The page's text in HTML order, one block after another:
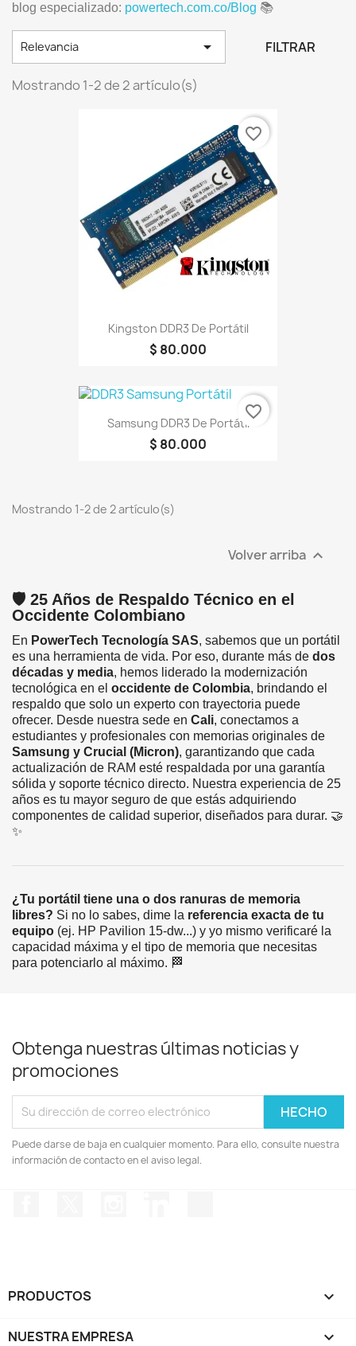
blog especializado: powertech.com.co/Blog 📚
Relevancia  FILTRAR
Mostrando 1-2 de 2 artículo(s)
Kingston DDR3 De Portátil
$ 80.000
favorite_border
Samsung DDR3 De Portátil
$ 80.000
favorite_border
Mostrando 1-2 de 2 artículo(s)
Volver arriba 
🛡️ 25 Años de Respaldo Técnico en el
Occidente Colombiano
En PowerTech Tecnología SAS, sabemos que un portátil
es una herramienta de vida. Por eso, durante más de dos
décadas y media, hemos liderado la modernización
tecnológica en el occidente de Colombia, brindando el
respaldo que solo un experto con trayectoria puede
ofrecer. Desde nuestra sede en Cali, conectamos a
estudiantes y profesionales con memorias originales de
Samsung y Crucial (Micron), garantizando que cada
actualización de RAM esté respaldada por una garantía
sólida y soporte técnico directo. Nuestra experiencia de 25
años es tu mayor seguro de que estás adquiriendo
componentes de calidad superior, diseñados para durar. 🤝
✨
¿Tu portátil tiene una o dos ranuras de memoria
libres? Si no lo sabes, dime la referencia exacta de tu
equipo (ej. HP Pavilion 15-dw...) y yo mismo verificaré la
capacidad máxima y el tipo de memoria que necesitas
para potenciarlo al máximo. 🏁
Obtenga nuestras últimas noticias y
promociones
Puede darse de baja en cualquier momento. Para ello, consulte nuestra
información de contacto en el aviso legal.
PRODUCTOS 
NUESTRA EMPRESA 